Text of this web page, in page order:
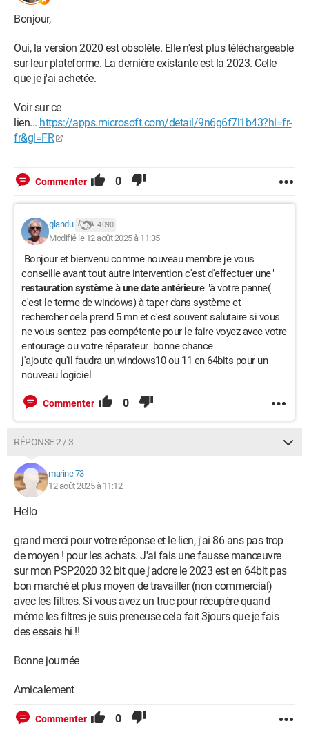
Bonjour,
Oui, la version 2020 est obsolète. Elle n'est plus téléchargeable
sur leur plateforme. La dernière existante est la 2023. Celle
que je j'ai achetée.
Voir sur ce
lien... https://apps.microsoft.com/detail/9n6g6f7l1b43?hl=fr-
fr&gl=FR
Commenter 0
glandu 4 090
Modifié le 12 août 2025 à 11:35
Bonjour et bienvenu comme nouveau membre je vous
conseille avant tout autre intervention c'est d'effectuer une"
restauration système à une date antérieure "à votre panne(
c'est le terme de windows) à taper dans système et
rechercher cela prend 5 mn et c'est souvent salutaire si vous
ne vous sentez pas compétente pour le faire voyez avec votre
entourage ou votre réparateur bonne chance
j'ajoute qu'il faudra un windows10 ou 11 en 64bits pour un
nouveau logiciel
Commenter 0
RÉPONSE 2 / 3
marine 73
12 août 2025 à 11:12
Hello
grand merci pour votre réponse et le lien, j'ai 86 ans pas trop
de moyen ! pour les achats. J'ai fais une fausse manœuvre
sur mon PSP2020 32 bit que j'adore le 2023 est en 64bit pas
bon marché et plus moyen de travailler (non commercial)
avec les filtres. Si vous avez un truc pour récupère quand
même les filtres je suis preneuse cela fait 3jours que je fais
des essais hi !!
Bonne journée
Amicalement
Commenter 0